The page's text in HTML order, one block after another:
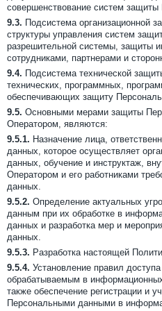
совершенствование систем
9.3. Подсистема организационной
структуры управления систем
разрешительной системы, защиты
сотрудниками, партнерами и
9.4. Подсистема технической
технических, программных,
обеспечивающих защиту
9.5. Основными мерами защиты
Оператором, являются:
9.5.1. Назначение лица,
данных, которое осуществляет
данных, обучение и инструктаж,
Оператором и его работниками
данных.
9.5.2. Определение актуальных
данным при их обработке в
данных и разработка мер и
данных.
9.5.3. Разработка настоящей
9.5.4. Установление правил
обрабатываемым в
также обеспечение регистрации и
Персональными данными в